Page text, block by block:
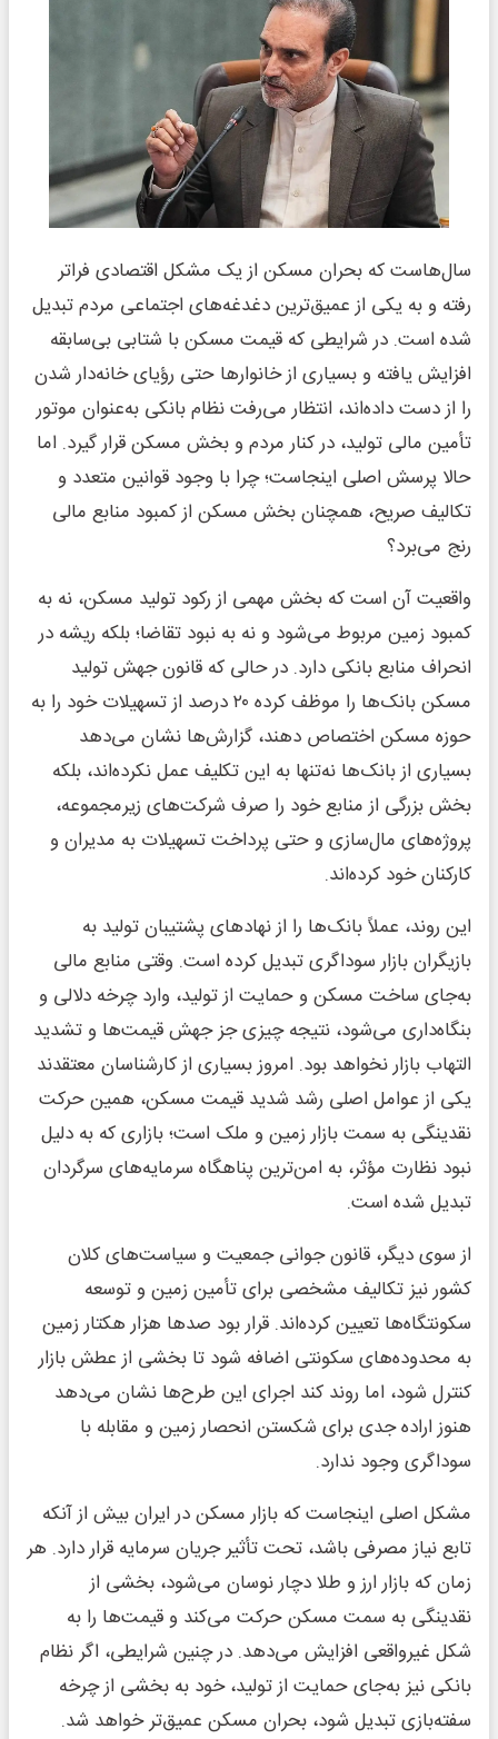
سال‌هاست که بحران مسکن از یک مشکل اقتصادی فراتر
رفته و به یکی از عمیق‌ترین دغدغه‌های اجتماعی مردم تبدیل
شده است. در شرایطی که قیمت مسکن با شتابی بی‌سابقه
افزایش یافته و بسیاری از خانوارها حتی رؤیای خانه‌دار شدن
را از دست داده‌اند، انتظار می‌رفت نظام بانکی به‌عنوان موتور
تأمین مالی تولید، در کنار مردم و بخش مسکن قرار گیرد. اما
حالا پرسش اصلی اینجاست؛ چرا با وجود قوانین متعدد و
تکالیف صریح، همچنان بخش مسکن از کمبود منابع مالی
رنج می‌برد؟
واقعیت آن است که بخش مهمی از رکود تولید مسکن، نه به
کمبود زمین مربوط می‌شود و نه به نبود تقاضا؛ بلکه ریشه در
انحراف منابع بانکی دارد. در حالی که قانون جهش تولید
مسکن بانک‌ها را موظف کرده ۲۰ درصد از تسهیلات خود را به
حوزه مسکن اختصاص دهند، گزارش‌ها نشان می‌دهد
بسیاری از بانک‌ها نه‌تنها به این تکلیف عمل نکرده‌اند، بلکه
بخش بزرگی از منابع خود را صرف شرکت‌های زیرمجموعه،
پروژه‌های مال‌سازی و حتی پرداخت تسهیلات به مدیران و
کارکنان خود کرده‌اند.
این روند، عملاً بانک‌ها را از نهادهای پشتیبان تولید به
بازیگران بازار سوداگری تبدیل کرده است. وقتی منابع مالی
به‌جای ساخت مسکن و حمایت از تولید، وارد چرخه دلالی و
بنگاه‌داری می‌شود، نتیجه چیزی جز جهش قیمت‌ها و تشدید
التهاب بازار نخواهد بود. امروز بسیاری از کارشناسان معتقدند
یکی از عوامل اصلی رشد شدید قیمت مسکن، همین حرکت
نقدینگی به سمت بازار زمین و ملک است؛ بازاری که به دلیل
نبود نظارت مؤثر، به امن‌ترین پناهگاه سرمایه‌های سرگردان
تبدیل شده است.
از سوی دیگر، قانون جوانی جمعیت و سیاست‌های کلان
کشور نیز تکالیف مشخصی برای تأمین زمین و توسعه
سکونتگاه‌ها تعیین کرده‌اند. قرار بود صدها هزار هکتار زمین
به محدوده‌های سکونتی اضافه شود تا بخشی از عطش بازار
کنترل شود، اما روند کند اجرای این طرح‌ها نشان می‌دهد
هنوز اراده جدی برای شکستن انحصار زمین و مقابله با
سوداگری وجود ندارد.
مشکل اصلی اینجاست که بازار مسکن در ایران بیش از آنکه
تابع نیاز مصرفی باشد، تحت تأثیر جریان سرمایه قرار دارد. هر
زمان که بازار ارز و طلا دچار نوسان می‌شود، بخشی از
نقدینگی به سمت مسکن حرکت می‌کند و قیمت‌ها را به
شکل غیرواقعی افزایش می‌دهد. در چنین شرایطی، اگر نظام
بانکی نیز به‌جای حمایت از تولید، خود به بخشی از چرخه
سفته‌بازی تبدیل شود، بحران مسکن عمیق‌تر خواهد شد.